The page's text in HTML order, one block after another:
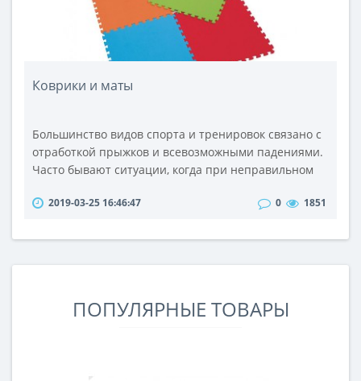
Коврики и маты
Большинство видов спорта и тренировок связано с
отработкой прыжков и всевозможными падениями.
Часто бывают ситуации, когда при неправильном
Чтобы избежать подобных ситуаций стоит купить
представляют собой специальные снаряды,
2019-03-25 16:46:47 0 1851
ПОПУЛЯРНЫЕ ТОВАРЫ